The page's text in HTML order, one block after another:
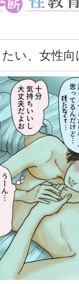
い、女性向